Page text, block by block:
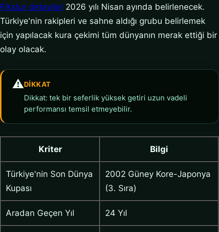
Fikstur detaylari 2026 yılı Nisan ayında belirlenecek.
Türkiye'nin rakipleri ve sahne aldığı grubu belirlemek
için yapılacak kura çekimi tüm dünyanın merak ettiği bir
olay olacak.
⚠️DIKKAT
Dikkat: tek bir seferlik yüksek getiri uzun vadeli
performansı temsil etmeyebilir.
Kriter Bilgi
Türkiye'nin Son Dünya
Kupası
2002 Güney Kore-Japonya
(3. Sıra)
Aradan Geçen Yıl 24 Yıl